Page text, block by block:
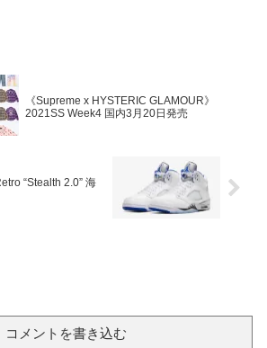
《Supreme x HYSTERIC GLAMOUR》
2021SS Week4 国内3月20日発売
“Stealth 2.0” 海
コメントを書き込む